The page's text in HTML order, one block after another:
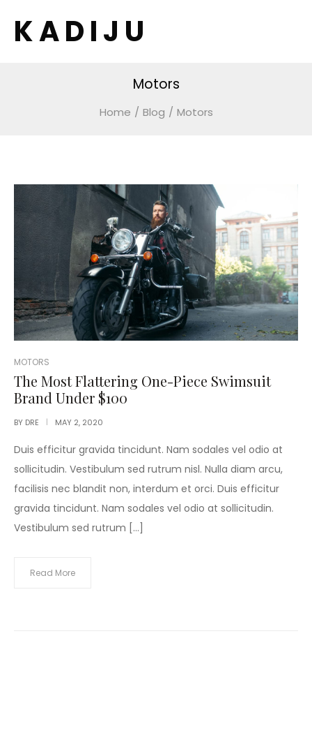
K A D I J U
Motors
Home / Blog / Motors
POSTED
IN
MOTORS
The Most Flattering One-Piece Swimsuit
Brand Under $100
BY DRE MAY 2, 2020
Duis efficitur gravida tincidunt. Nam sodales vel odio at
sollicitudin. Vestibulum sed rutrum nisl. Nulla diam arcu,
facilisis nec blandit non, interdum et orci. Duis efficitur
gravida tincidunt. Nam sodales vel odio at sollicitudin.
Vestibulum sed rutrum […]
Read More